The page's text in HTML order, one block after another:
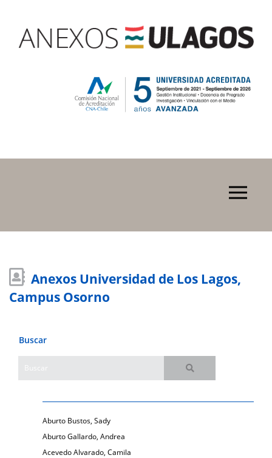
Anexos Universidad de Los Lagos,
Campus Osorno
Buscar
Aburto Bustos, Sady
Aburto Gallardo, Andrea
Acevedo Alvarado, Camila